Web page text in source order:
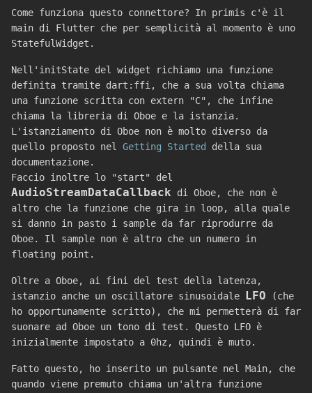
Come funziona questo connettore? In primis c'è il
main di Flutter che per semplicità al momento è uno
StatefulWidget.
Nell'initState del widget richiamo una funzione
definita tramite dart:ffi, che a sua volta chiama
una funzione scritta con extern "C", che infine
chiama la libreria di Oboe e la istanzia.
L'istanziamento di Oboe non è molto diverso da
quello proposto nel Getting Started
della sua
documentazione.
Faccio inoltre lo "start" del
AudioStreamDataCallback di Oboe, che non è
altro che la funzione che gira in loop, alla quale
si danno in pasto i sample da far riprodurre da
Oboe. Il sample non è altro che un numero in
floating point.
Oltre a Oboe, ai fini del test della latenza,
istanzio anche un oscillatore sinusoidale LFO (che
ho opportunamente scritto), che mi permetterà di far
suonare ad Oboe un tono di test. Questo LFO è
inizialmente impostato a 0hz, quindi è muto.
Fatto questo, ho inserito un pulsante nel Main, che
quando viene premuto chiama un'altra funzione